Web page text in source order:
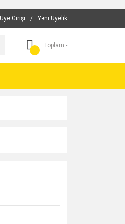
Üye Girişi / Yeni Üyelik
Toplam -